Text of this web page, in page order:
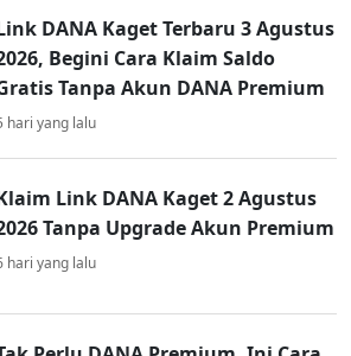
DANA Kaget Terbaru 3 Agustus
Begini Cara Klaim Saldo
Tanpa Akun DANA Premium
hari yang lalu
Link DANA Kaget 2 Agustus
Tanpa Upgrade Akun Premium
hari yang lalu